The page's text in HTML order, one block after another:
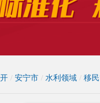
/ 安宁市 / 水利领域 / 移